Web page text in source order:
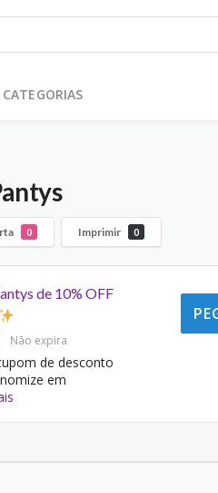
CATEGORIAS
0 Imprimir 0
de 10% OFF
Não expira
de desconto
em